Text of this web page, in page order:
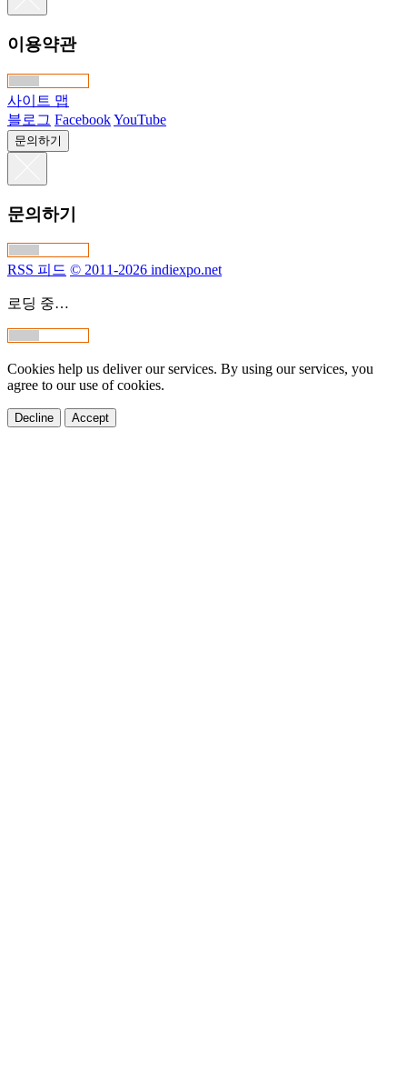
이용약관
사이트 맵
블로그 FacebookYouTube
문의하기
문의하기
RSS 피드 © 2011-2026 indiexpo.net
로딩 중…
Cookies help us deliver our services. By using our services, you
agree to our use of cookies.
Decline Accept